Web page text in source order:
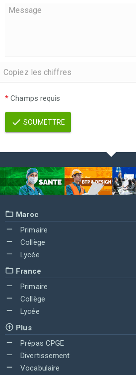
* Champs requis
SOUMETTRE
Maroc
Primaire
Collège
Lycée
France
Primaire
Collège
Lycée
Plus
Prépas CPGE
Divertissement
Vocabulaire